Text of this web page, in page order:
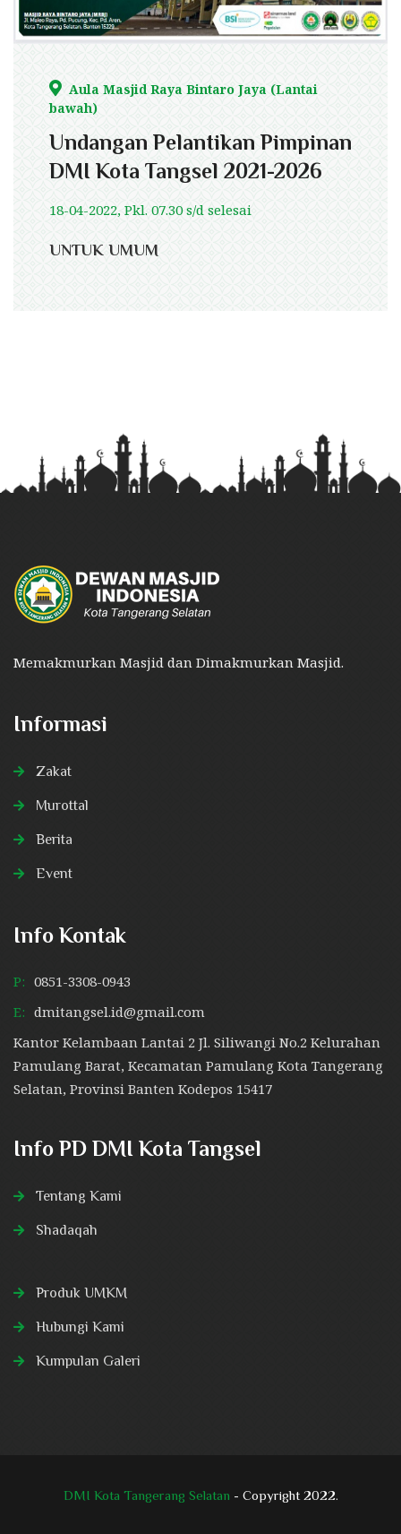
Aula Masjid Raya Bintaro Jaya (Lantai
bawah)
Undangan Pelantikan Pimpinan
DMI Kota Tangsel 2021-2026
18-04-2022, Pkl. 07.30 s/d selesai
UNTUK UMUM
Memakmurkan Masjid dan Dimakmurkan Masjid.
Informasi
Zakat
Murottal
Berita
Event
Info Kontak
P: 0851-3308-0943
E: dmitangsel.id@gmail.com
Kantor Kelambaan Lantai 2 Jl. Siliwangi No.2 Kelurahan
Pamulang Barat, Kecamatan Pamulang Kota Tangerang
Selatan, Provinsi Banten Kodepos 15417
Info PD DMI Kota Tangsel
Tentang Kami
Shadaqah
Produk UMKM
Hubungi Kami
Kumpulan Galeri
DMI Kota Tangerang Selatan - Copyright 2022.